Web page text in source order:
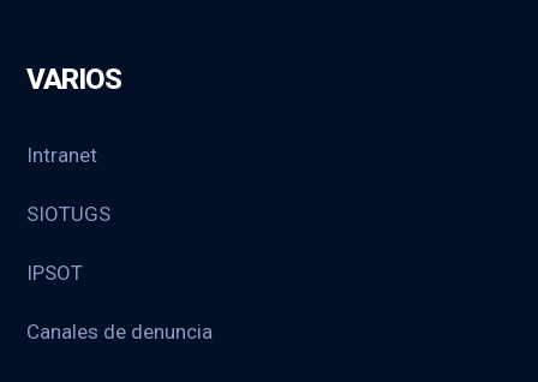
VARIOS
Intranet
SIOTUGS
IPSOT
Canales de denuncia